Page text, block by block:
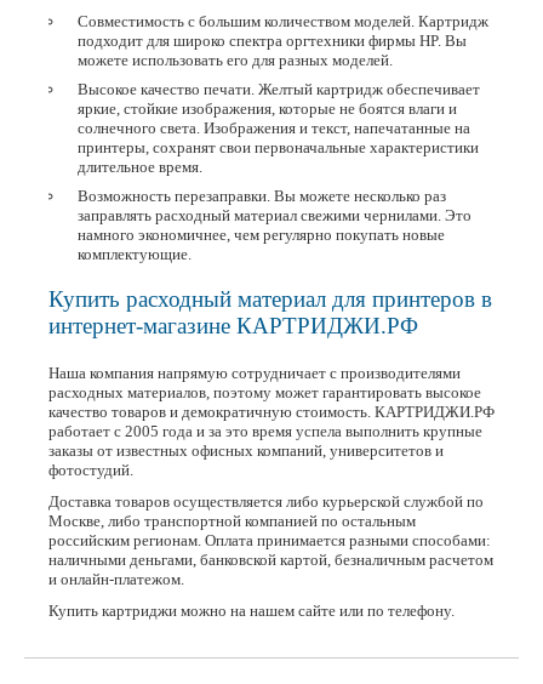
Совместимость с большим количеством моделей. Картридж
подходит для широко спектра оргтехники фирмы HP. Вы
можете использовать его для разных моделей.
Высокое качество печати. Желтый картридж обеспечивает
яркие, стойкие изображения, которые не боятся влаги и
солнечного света. Изображения и текст, напечатанные на
принтеры, сохранят свои первоначальные характеристики
длительное время.
Возможность перезаправки. Вы можете несколько раз
заправлять расходный материал свежими чернилами. Это
намного экономичнее, чем регулярно покупать новые
комплектующие.
Купить расходный материал для принтеров в
интернет-магазине КАРТРИДЖИ.РФ
Наша компания напрямую сотрудничает с производителями
расходных материалов, поэтому может гарантировать высокое
качество товаров и демократичную стоимость. КАРТРИДЖИ.РФ
работает с 2005 года и за это время успела выполнить крупные
заказы от известных офисных компаний, университетов и
фотостудий.
Доставка товаров осуществляется либо курьерской службой по
Москве, либо транспортной компанией по остальным
российским регионам. Оплата принимается разными способами:
наличными деньгами, банковской картой, безналичным расчетом
и онлайн-платежом.
Купить картриджи можно на нашем сайте или по телефону.